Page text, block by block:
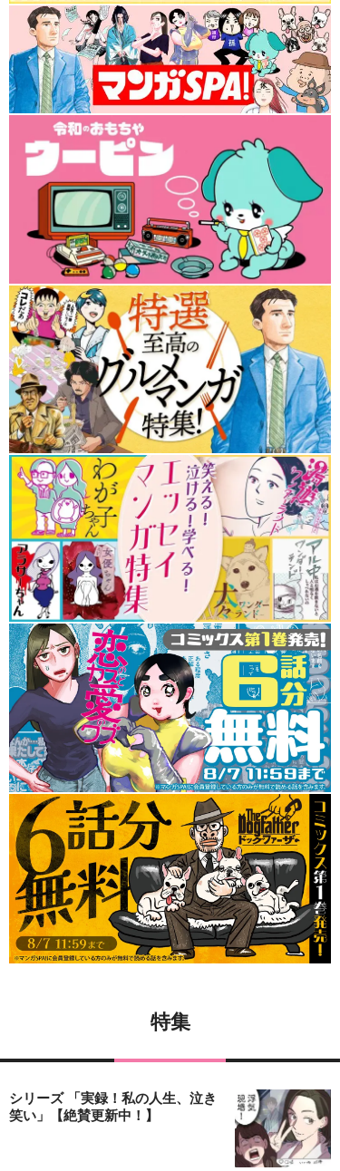
特集
シリーズ 「実録！私の人生、泣き
笑い」【絶賛更新中！】